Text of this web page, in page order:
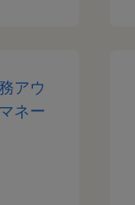
アウ
ネー